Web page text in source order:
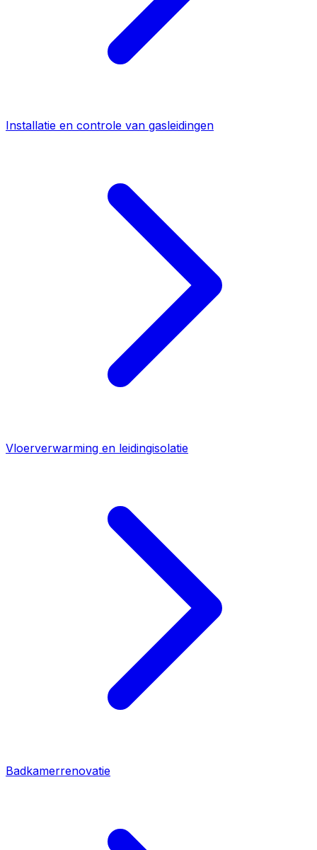
Installatie en controle van gasleidingen
Vloerverwarming en leidingisolatie
Badkamerrenovatie